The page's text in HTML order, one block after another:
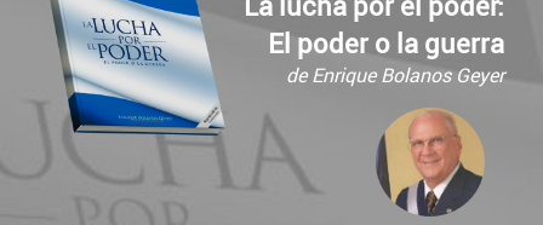
El poder o la guerra
de Enrique Bolanos Geyer